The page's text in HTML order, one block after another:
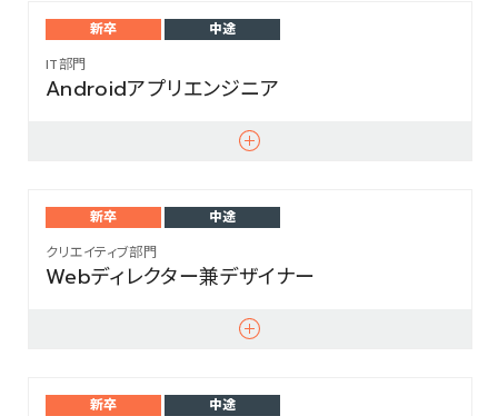
新卒
中途
IT部門
Androidアプリエンジニア
新卒
中途
クリエイティブ部門
Webディレクター兼デザイナー
新卒
中途